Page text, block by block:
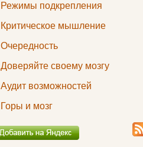
Режимы подкрепления
Критическое мышление
Очередность
Доверяйте своему мозгу
Аудит возможностей
Горы и мозг